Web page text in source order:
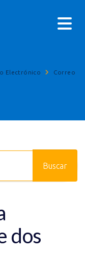
Electrónico
Correo
dos